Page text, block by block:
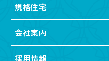
規格住宅
会社案内
採用情報